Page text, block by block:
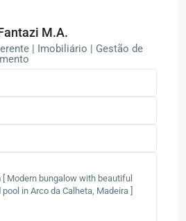
M.A.
| Imobiliário | Gestão de